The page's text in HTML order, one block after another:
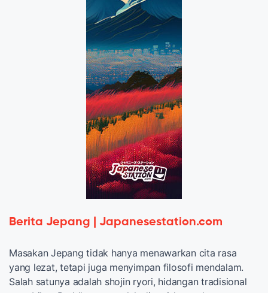
Berita Jepang | Japanesestation.com
Masakan Jepang tidak hanya menawarkan cita rasa
yang lezat, tetapi juga menyimpan filosofi mendalam.
Salah satunya adalah shojin ryori, hidangan tradisional